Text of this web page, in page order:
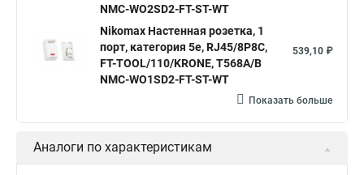
NMC-WO2SD2-FT-ST-WT
Nikomax Настенная розетка, 1
порт, категория 5е, RJ45/8P8C,
FT-TOOL/110/KRONE, T568A/B
NMC-WO1SD2-FT-ST-WT
539,10 ₽
Показать больше
Аналоги по характеристикам